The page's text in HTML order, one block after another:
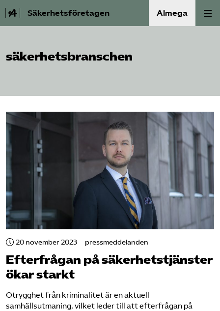
Säkerhetsföretagen Almega
Våra frågor
Kontakt
Mina sidor (almega.se)
Logga in på Arbetsgivarguiden
Sök på sakerhetsforetagen.se
säkerhetsbranschen
20 november 2023 pressmeddelanden
Efterfrågan på säkerhetstjänster
ökar starkt
Otrygghet från kriminalitet är en aktuell
samhällsutmaning, vilket leder till att efterfrågan på